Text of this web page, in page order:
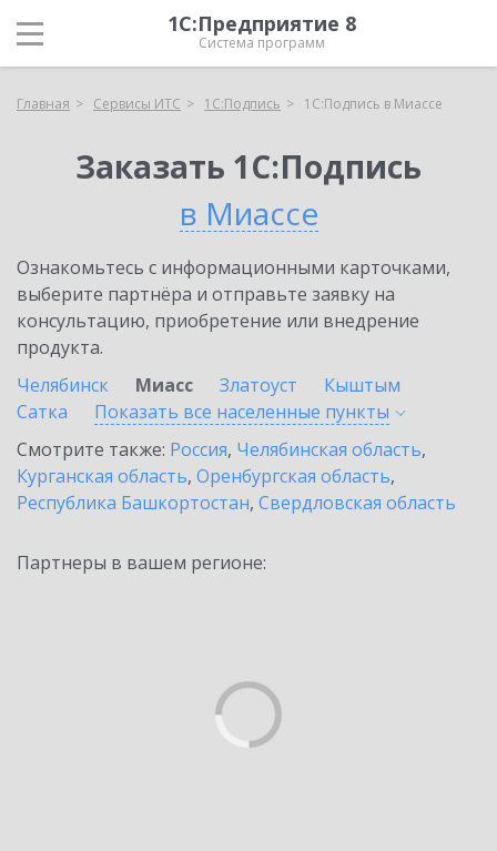
1С:Предприятие 8
Система программ
Главная Сервисы ИТС 1С:Подпись 1С:Подпись в Миассе
Заказать 1С:Подпись
в Миассе
Ознакомьтесь с информационными карточками,
выберите партнёра и отправьте заявку на
консультацию, приобретение или внедрение
продукта.
Челябинск
Миасс Златоуст
Кыштым
Сатка
Показать все населенные пункты
Смотрите также: Россия, Челябинская область,
Курганская область, Оренбургская область,
Республика Башкортостан, Свердловская область
Партнеры в вашем регионе: